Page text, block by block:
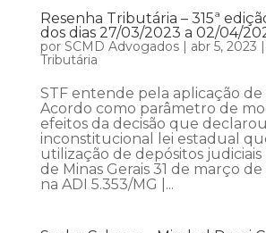
Resenha Tributária – 315ª
dos dias 27/03/2023 a 02/04/
por SCMD Advogados| abr 5, 2023 |
Tributária
STF entende pela aplicação
Acordo como parâmetro de
efeitos da decisão que declarou
inconstitucional lei estadual
utilização de depósitos
de Minas Gerais 31 de março
na ADI 5.353/MG |...